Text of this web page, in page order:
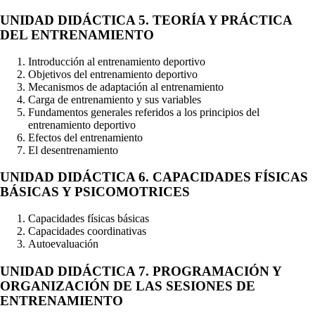
UNIDAD DIDÁCTICA 5. TEORÍA Y PRÁCTICA
DEL ENTRENAMIENTO
Introducción al entrenamiento deportivo
Objetivos del entrenamiento deportivo
Mecanismos de adaptación al entrenamiento
Carga de entrenamiento y sus variables
Fundamentos generales referidos a los principios del
entrenamiento deportivo
Efectos del entrenamiento
El desentrenamiento
UNIDAD DIDÁCTICA 6. CAPACIDADES FÍSICAS
BÁSICAS Y PSICOMOTRICES
Capacidades físicas básicas
Capacidades coordinativas
Autoevaluación
UNIDAD DIDÁCTICA 7. PROGRAMACIÓN Y
ORGANIZACIÓN DE LAS SESIONES DE
ENTRENAMIENTO